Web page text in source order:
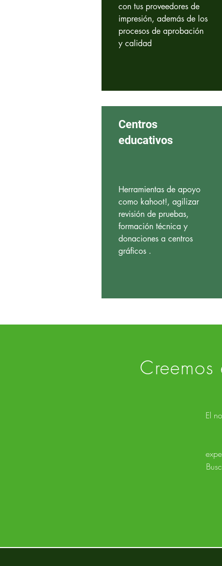
con tus proveedores de
impresión, además de los
procesos de aprobación
y calidad
Centros
educativos
Herramientas de apoyo
como kahoot!, agilizar
revisión de pruebas,
formación técnica y
donaciones a centros
gráficos .
El